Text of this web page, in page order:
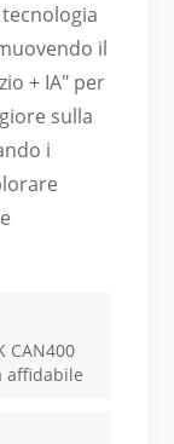
il
+ IA" per
sulla
i
CAN400
affidabile